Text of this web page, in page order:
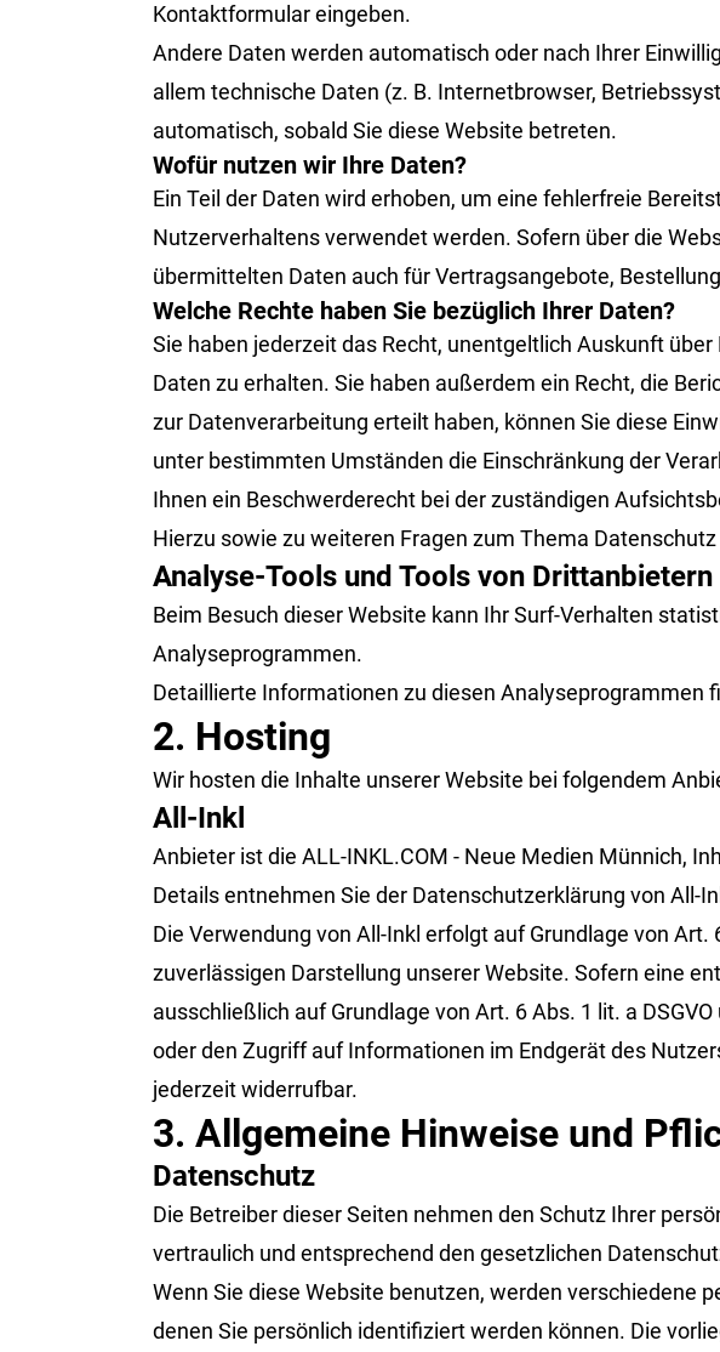
Kontaktformular eingeben.
Andere Daten werden automatisch oder nach Ihrer
allem technische Daten (z. B. Internetbrowser,
automatisch, sobald Sie diese Website betreten.
Wofür nutzen wir Ihre Daten?
Ein Teil der Daten wird erhoben, um eine fehlerfreie
Nutzerverhaltens verwendet werden. Sofern über die
übermittelten Daten auch für Vertragsangebote,
Welche Rechte haben Sie bezüglich Ihrer Daten?
Sie haben jederzeit das Recht, unentgeltlich Auskunft
Daten zu erhalten. Sie haben außerdem ein Recht, die
zur Datenverarbeitung erteilt haben, können Sie diese
unter bestimmten Umständen die Einschränkung der
Ihnen ein Beschwerderecht bei der zuständigen
Hierzu sowie zu weiteren Fragen zum Thema
Analyse-Tools und Tools von Dritt­anbietern
Beim Besuch dieser Website kann Ihr Surf-Verhalten
Analyseprogrammen.
Detaillierte Informationen zu diesen Analyseprogrammen
2. Hosting
Wir hosten die Inhalte unserer Website bei folgendem
All-Inkl
Anbieter ist die ALL-INKL.COM - Neue Medien Münnich,
Details entnehmen Sie der Datenschutzerklärung von All-
Die Verwendung von All-Inkl erfolgt auf Grundlage von
zuverlässigen Darstellung unserer Website. Sofern eine
ausschließlich auf Grundlage von Art. 6 Abs. 1 lit. a
oder den Zugriff auf Informationen im Endgerät des
jederzeit widerrufbar.
3. Allgemeine Hinweise und
Datenschutz
Die Betreiber dieser Seiten nehmen den Schutz Ihrer
vertraulich und entsprechend den gesetzlichen
Wenn Sie diese Website benutzen, werden verschiedene
denen Sie persönlich identifiziert werden können. Die